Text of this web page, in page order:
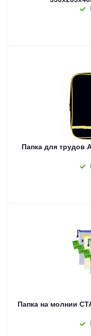
Папка для трудов
Папка на молнии